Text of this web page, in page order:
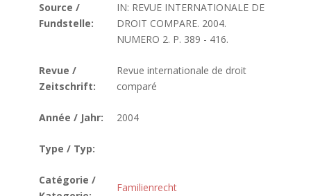
Source /
Fundstelle:
IN: REVUE INTERNATIONALE DE
DROIT COMPARE. 2004.
NUMERO 2. P. 389 - 416.
Revue /
Zeitschrift:
Revue internationale de droit
comparé
Année / Jahr: 2004
Type / Typ:
Catégorie /
Familienrecht